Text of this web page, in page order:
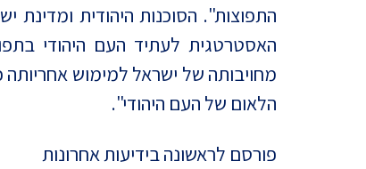
התפוצות". הסוכנות היהודית ומדינת
האסטרטגית לעתיד העם היהודי
מחויבותה של ישראל למימוש
הלאום של העם היהודי".
פורסם לראשונה בידיעות אחרונות